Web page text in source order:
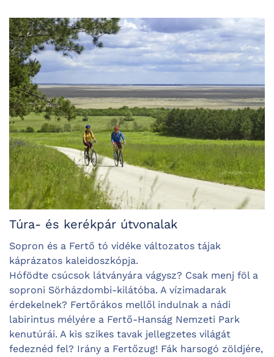
Túra- és kerékpár útvonalak
Sopron és a Fertő tó vidéke változatos tájak
káprázatos kaleidoszkópja.
Hófödte csúcsok látványára vágysz? Csak menj föl a
soproni Sörházdombi-kilátóba. A vízimadarak
érdekelnek? Fertőrákos mellől indulnak a nádi
labirintus mélyére a Fertő-Hanság Nemzeti Park
kenutúrái. A kis szikes tavak jellegzetes világát
fedeznéd fel? Irány a Fertőzug! Fák harsogó zöldjére,